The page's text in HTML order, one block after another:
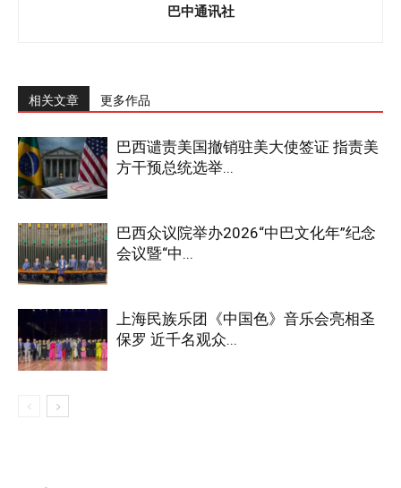
巴中通讯社
相关文章 更多作品
巴西谴责美国撤销驻美大使签证 指责美
方干预总统选举...
巴西众议院举办2026“中巴文化年”纪念
会议暨“中...
上海民族乐团《中国色》音乐会亮相圣
保罗 近千名观众...